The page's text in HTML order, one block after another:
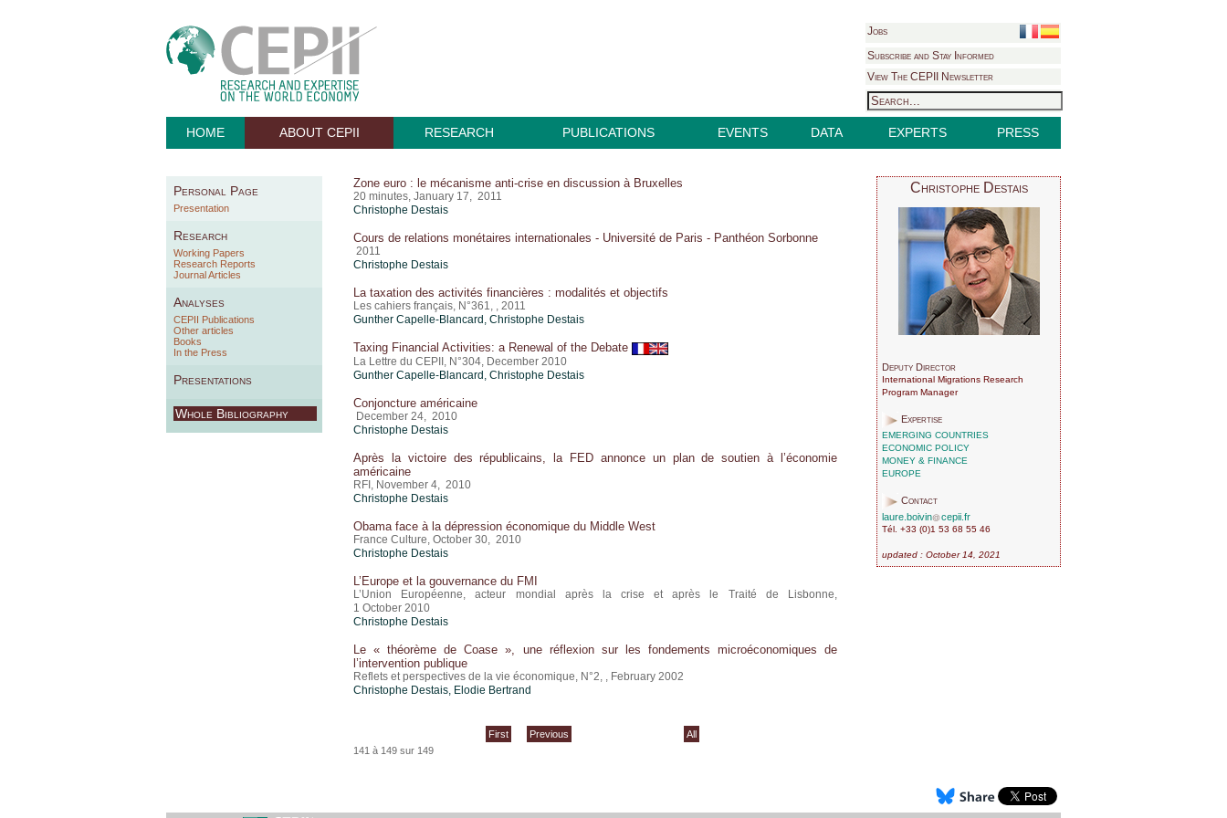
Jobs
Subscribe and Stay Informed
View The CEPII Newsletter
HOME ABOUT CEPII RESEARCH PUBLICATIONS EVENTS DATA EXPERTS PRESS
Personal Page
Presentation
Research
Working Papers
Research Reports
Journal Articles
Analyses
CEPII Publications
Other articles
Books
In the Press
Presentations
Whole Bibliography
Christophe Destais
Deputy Director
International Migrations Research
Program Manager
Expertise
EMERGING COUNTRIES
ECONOMIC POLICY
MONEY & FINANCE
EUROPE
Contact
laure.boivin
cepii.fr
Tél. +33 (0)1 53 68 55 46
updated : October 14, 2021
Zone euro : le mécanisme anti-crise en discussion à Bruxelles
20 minutes, January 17, 2011
Christophe Destais
Cours de relations monétaires internationales - Université de Paris - Panthéon Sorbonne
2011
Christophe Destais
La taxation des activités financières : modalités et objectifs
Les cahiers français, N°361, , 2011
Gunther Capelle-Blancard, Christophe Destais
Taxing Financial Activities: a Renewal of the Debate
La Lettre du CEPII, N°304, December 2010
Gunther Capelle-Blancard, Christophe Destais
Conjoncture américaine
December 24, 2010
Christophe Destais
Après la victoire des républicains, la FED annonce un plan de soutien à l’économie
américaine
RFI, November 4, 2010
Christophe Destais
Obama face à la dépression économique du Middle West
France Culture, October 30, 2010
Christophe Destais
L’Europe et la gouvernance du FMI
L’Union Européenne, acteur mondial après la crise et après le Traité de Lisbonne,
1 October 2010
Christophe Destais
Le « théorème de Coase », une réflexion sur les fondements microéconomiques de
l’intervention publique
Reflets et perspectives de la vie économique, N°2, , February 2002
Christophe Destais , Elodie Bertrand
First Previous
All
141 à 149 sur 149